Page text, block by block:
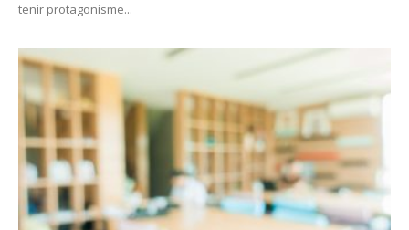
tenir protagonisme...